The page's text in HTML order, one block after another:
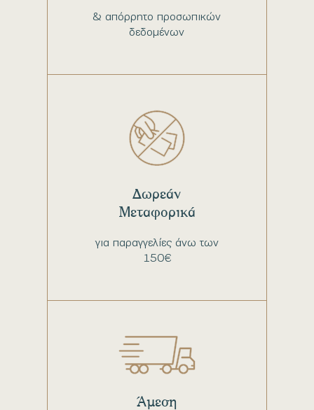
& απόρρητο προσωπικών
δεδομένων
για παραγγελίες άνω των
150€
Δωρεάν
Μεταφορικά
Άμεση